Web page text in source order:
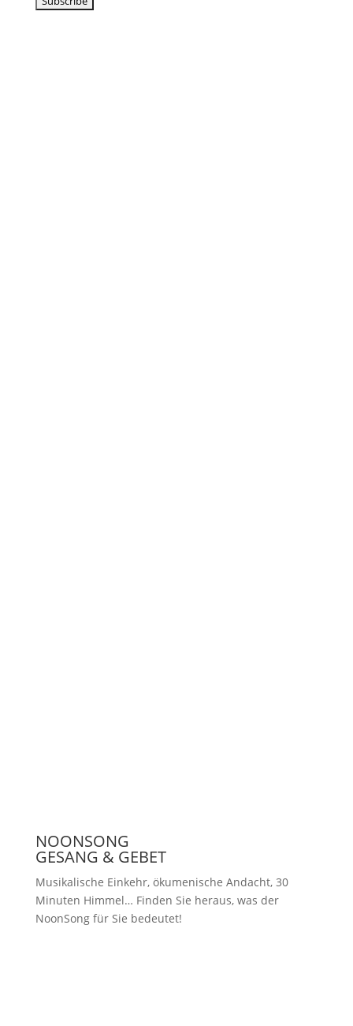
NOONSONG
GESANG & GEBET
Musikalische Einkehr, ökumenische Andacht, 30
Minuten Himmel… Finden Sie heraus, was der
NoonSong für Sie bedeutet!